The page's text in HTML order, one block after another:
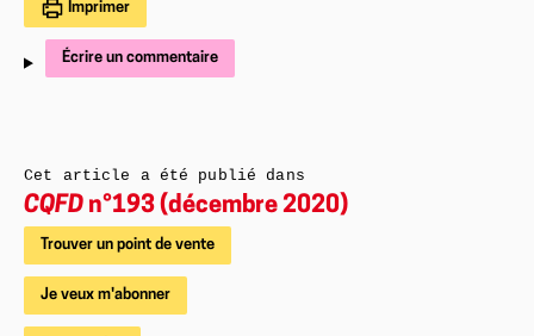
Imprimer
Écrire un commentaire
Cet article a été publié dans
CQFD n°193 (décembre 2020)
Trouver un point de vente
Je veux m'abonner